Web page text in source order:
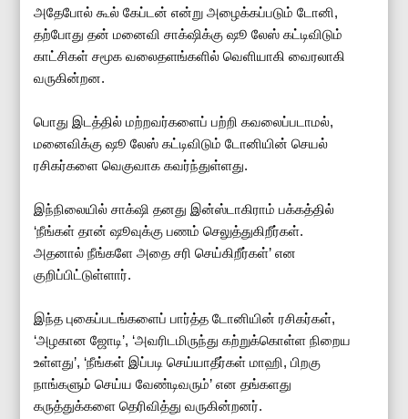
அதேபோல் கூல் கேப்டன் என்று அழைக்கப்படும் டோனி,
தற்போது தன் மனைவி சாக்‌ஷிக்கு ஷூ லேஸ் கட்டிவிடும்
காட்சிகள் சமூக வலைதளங்களில் வெளியாகி வைரலாகி
வருகின்றன.
பொது இடத்தில் மற்றவர்களைப் பற்றி கவலைப்படாமல்,
மனைவிக்கு ஷூ லேஸ் கட்டிவிடும் டோனியின் செயல்
ரசிகர்களை வெகுவாக கவர்ந்துள்ளது.
இந்நிலையில் சாக்‌ஷி தனது இன்ஸ்டாகிராம் பக்கத்தில்
‘நீங்கள் தான் ஷூவுக்கு பணம் செலுத்துகிறீர்கள்.
அதனால் நீங்களே அதை சரி செய்கிறீர்கள்’ என
குறிப்பிட்டுள்ளார்.
இந்த புகைப்படங்களைப் பார்த்த டோனியின் ரசிகர்கள்,
‘அழகான ஜோடி’, ‘அவரிடமிருந்து கற்றுக்கொள்ள நிறைய
உள்ளது’, ‘நீங்கள் இப்படி செய்யாதீர்கள் மாஹி, பிறகு
நாங்களும் செய்ய வேண்டிவரும்’ என தங்களது
கருத்துக்களை தெரிவித்து வருகின்றனர்.